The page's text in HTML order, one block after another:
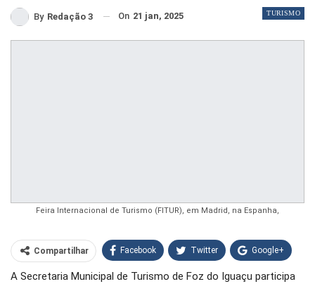
TURISMO
By Redação 3 On 21 jan, 2025
Feira Internacional de Turismo (FITUR), em Madrid, na Espanha,
Compartilhar Facebook Twitter Google+
WhatsApp Pinterest
A Secretaria Municipal de Turismo de Foz do Iguaçu participa